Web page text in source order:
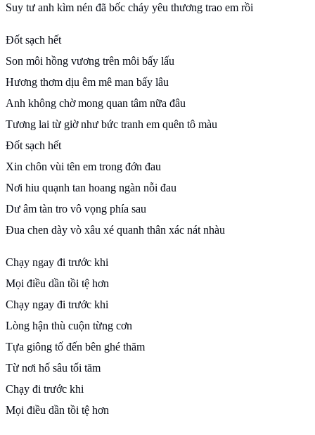
Suy tư anh kìm nén đã bốc cháy yêu thương trao em rồi
Đốt sạch hết
Son môi hồng vương trên môi bấy lấu
Hương thơm dịu êm mê man bấy lâu
Anh không chờ mong quan tâm nữa đâu
Tương lai từ giờ như bức tranh em quên tô màu
Đốt sạch hết
Xin chôn vùi tên em trong đớn đau
Nơi hiu quạnh tan hoang ngàn nỗi đau
Dư âm tàn tro vô vọng phía sau
Đua chen dày vò xâu xé quanh thân xác nát nhàu
Chạy ngay đi trước khi
Mọi điều dần tồi tệ hơn
Chạy ngay đi trước khi
Lòng hận thù cuộn từng cơn
Tựa giông tố đến bên ghé thăm
Từ nơi hố sâu tối tăm
Chạy đi trước khi
Mọi điều dần tồi tệ hơn